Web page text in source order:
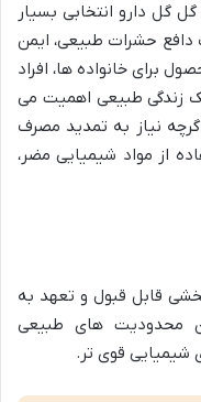
گل دارو انتخابی بسیار
دافع حشرات طبیعی، ایمن
برای خانواده ها، افراد
زندگی طبیعی اهمیت می
نیاز به تمدید مصرف
از مواد شیمیایی مضر،
قابل قبول و تعهد به
محدودیت های طبیعی
شیمیایی قوی تر.